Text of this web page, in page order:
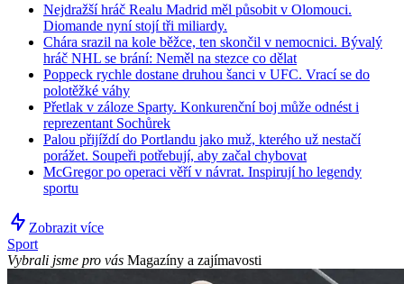
Nejdražší hráč Realu Madrid měl působit v Olomouci.
Diomande nyní stojí tři miliardy.
Chára srazil na kole běžce, ten skončil v nemocnici. Bývalý
hráč NHL se brání: Neměl na stezce co dělat
Poppeck rychle dostane druhou šanci v UFC. Vrací se do
polotěžké váhy
Přetlak v záloze Sparty. Konkurenční boj může odnést i
reprezentant Sochůrek
Palou přijíždí do Portlandu jako muž, kterého už nestačí
porážet. Soupeři potřebují, aby začal chybovat
McGregor po operaci věří v návrat. Inspirují ho legendy
sportu
Zobrazit více
Sport
Vybrali jsme pro vás Magazíny a zajímavosti